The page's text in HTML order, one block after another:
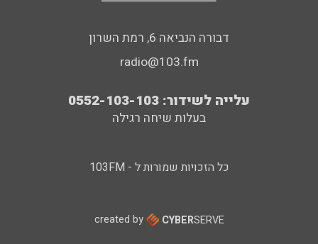
דבורה הנביאה 6, רמת השרון
radio@103.fm
עלייה לשידור: 0552-103-103
בעלות שיחה רגילה
כל הזכויות שמורות ל - 103FM
created by CYBERSERVE